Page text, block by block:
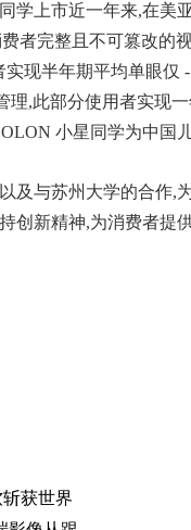
学上市近一年来,在美
者完整且不可篡改的
现半年期平均单眼仅
理,此部分使用者实现
小星同学为中国
及与苏州大学的合作,
创新精神,为消费者提
获世界